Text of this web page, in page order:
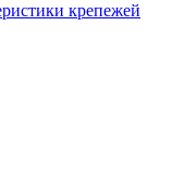
крепежей